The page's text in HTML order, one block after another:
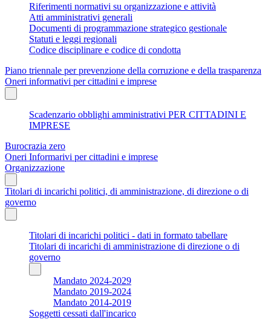
Riferimenti normativi su organizzazione e attività
Atti amministrativi generali
Documenti di programmazione strategico gestionale
Statuti e leggi regionali
Codice disciplinare e codice di condotta
Piano triennale per prevenzione della corruzione e della trasparenza
Oneri informativi per cittadini e imprese
Scadenzario obblighi amministrativi PER CITTADINI E
IMPRESE
Burocrazia zero
Oneri Informarivi per cittadini e imprese
Organizzazione
Titolari di incarichi politici, di amministrazione, di direzione o di
governo
Titolari di incarichi politici - dati in formato tabellare
Titolari di incarichi di amministrazione di direzione o di
governo
Mandato 2024-2029
Mandato 2019-2024
Mandato 2014-2019
Soggetti cessati dall'incarico